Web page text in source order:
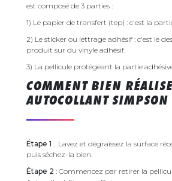
est composé de 3 parties :
1) Le papier de transfert (tep) : c'est la
2) Le sticker ou lettrage adhésif : c'est le
produit sur du vinyle adhésif.
3) La pellicule protégeant la partie
COMMENT BIEN
AUTOCOLLANT
Étape 1 : Lavez et dégraissez la surface
puis séchez-la bien.
Étape 2 : Commencez par retirer la